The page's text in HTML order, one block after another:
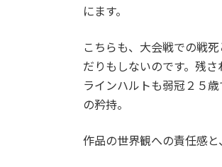
にます。
こちらも、大会戦での戦
だりもしないのです。残
ラインハルトも弱冠２５
の矜持。
作品の世界観への責任感と